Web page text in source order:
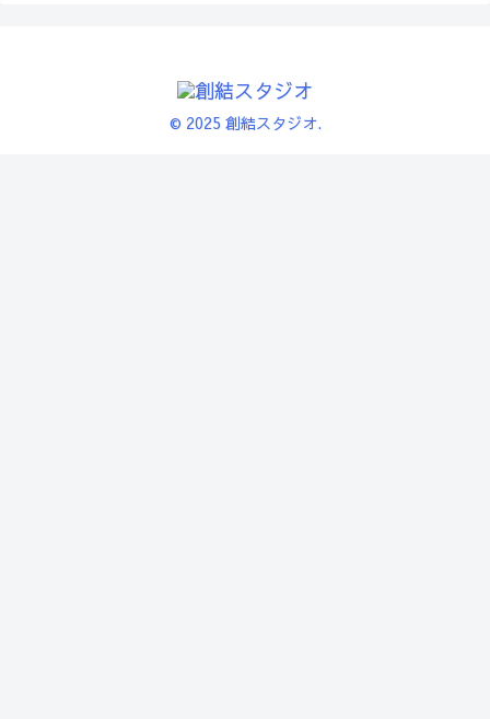
© 2025 創結スタジオ.